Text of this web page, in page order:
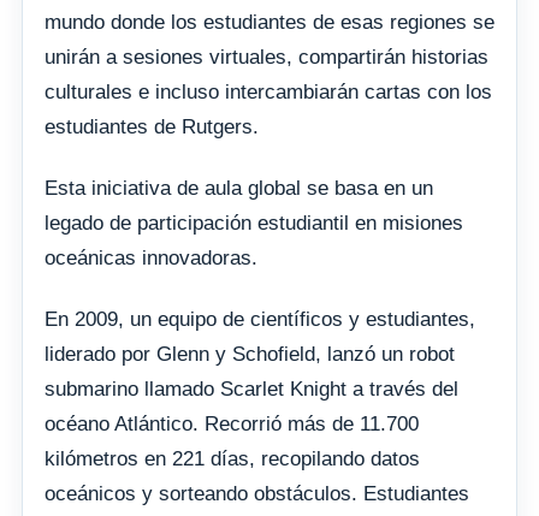
mundo donde los estudiantes de esas regiones se
unirán a sesiones virtuales, compartirán historias
culturales e incluso intercambiarán cartas con los
estudiantes de Rutgers.
Esta iniciativa de aula global se basa en un
legado de participación estudiantil en misiones
oceánicas innovadoras.
En 2009, un equipo de científicos y estudiantes,
liderado por Glenn y Schofield, lanzó un robot
submarino llamado Scarlet Knight a través del
océano Atlántico. Recorrió más de 11.700
kilómetros en 221 días, recopilando datos
oceánicos y sorteando obstáculos. Estudiantes